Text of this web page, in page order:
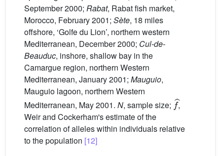
September 2000; Rabat, Rabat fish market,
Morocco, February 2001; Sète, 18 miles
offshore, ‘Golfe du Lion’, northern western
Mediterranean, December 2000; Cul-de-
Beauduc, inshore, shallow bay in the
Camargue region, northern Western
Mediterranean, January 2001; Mauguio,
Mauguio lagoon, northern Western
Mediterranean, May 2001. N, sample size;
fˆ
,
Weir and Cockerham's estimate of the
correlation of alleles within individuals relative
to the population [12]